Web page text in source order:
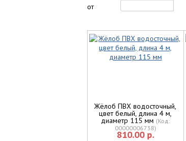
от
Жёлоб ПВХ водосточный,
цвет белый, длина 4 м,
диаметр 115 мм (Код:
00000006738)
810.00 р.